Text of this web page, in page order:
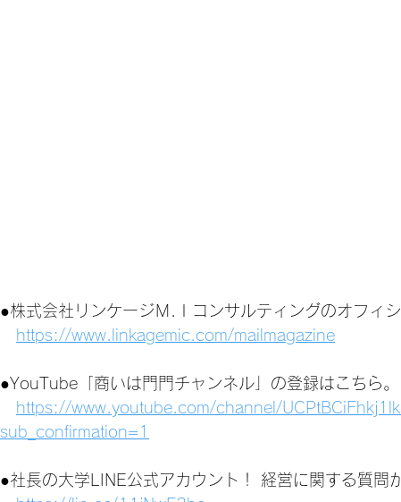
●株式会社リンケージＭ.Ｉコンサルティングのオフィ
https://www.linkagemic.com/mailmagazine
●YouTube「商いは門門チャンネル」の登録はこちら。
https://www.youtube.com/channel/
sub_confirmation=1
●社長の大学LINE公式アカウント！ 経営に関する質問